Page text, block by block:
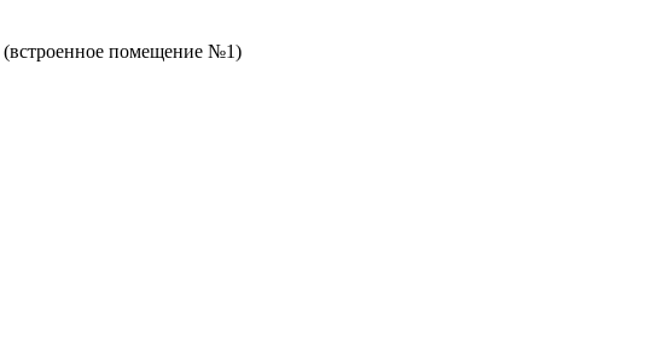
(встроенное помещение №1)